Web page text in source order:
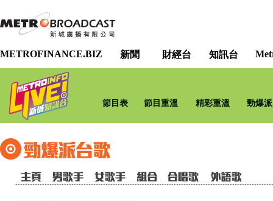
METROFINANCE.BIZ 新聞 財經台 知訊台
節目表 節目重溫 精彩重溫 勁爆